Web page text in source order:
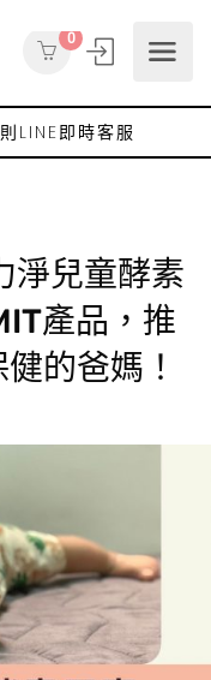
0
LINE即時客服
淨兒童酵素
產品，推
的爸媽！